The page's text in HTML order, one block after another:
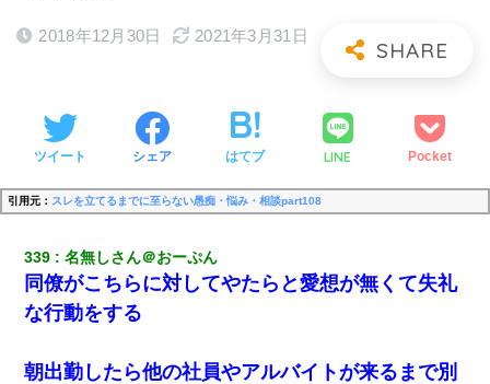
2018年12月30日 2021年3月31日
ツイート シェア はてブ LINE Pocket
引用元： スレを立てるまでに至らない愚痴・悩み・相談part108
339 名無しさん＠おーぷん
同僚がこちらに対してやたらと愛想が無くて失礼
な行動をする
朝出勤したら他の社員やアルバイトが来るまで別